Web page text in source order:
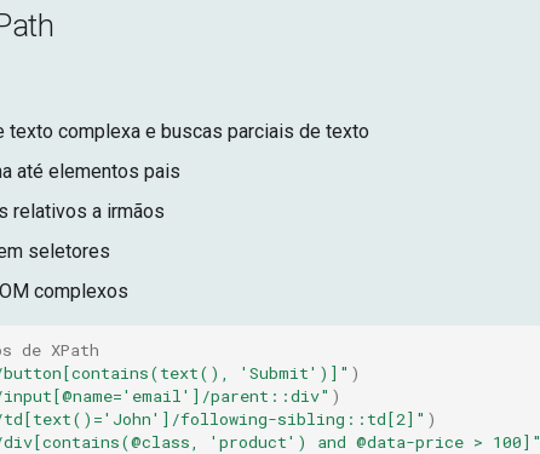
texto complexa e buscas parciais de texto
até elementos pais
relativos a irmãos
seletores
complexos
de XPath
'Submit')]" )
parent::div" )
following-sibling::td[2]" )
'product') and @data-price > 100]"